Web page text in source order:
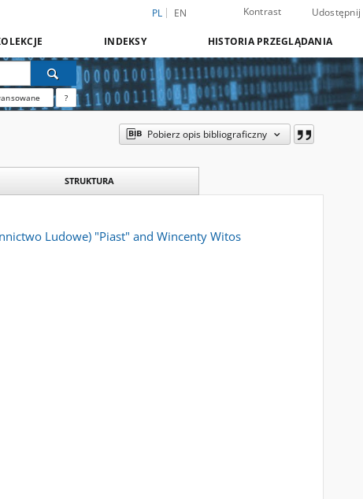
PL EN Kontrast Udostępnij
INDEKSY HISTORIA PRZEGLĄDANIA
?
Pobierz opis bibliograficzny
STRUKTURA
Ludowe) "Piast" and Wincenty Witos